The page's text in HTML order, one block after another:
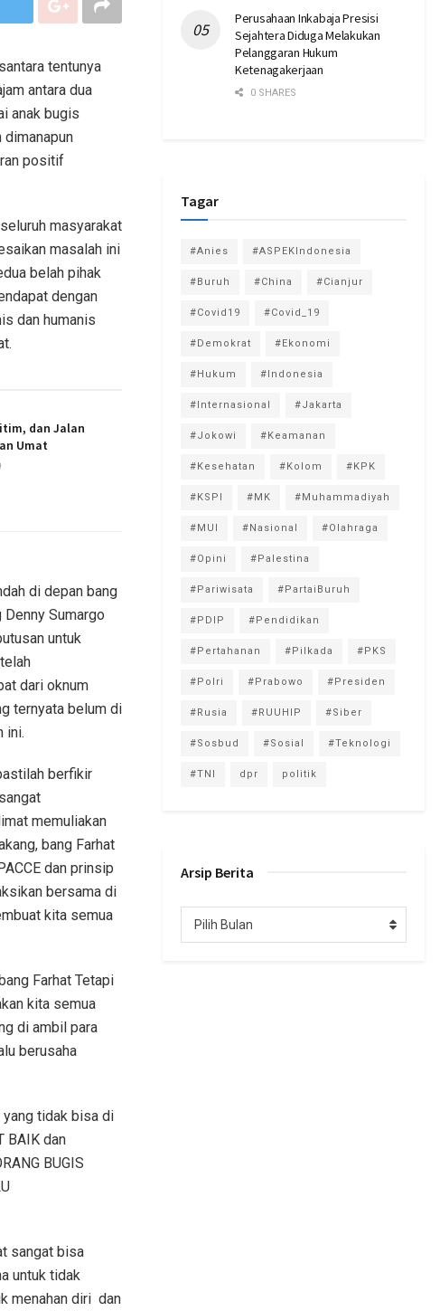
tentunya
antara dua
anak bugis
dimanapun
positif
seluruh masyarakat
masalah ini
belah pihak
dengan
dan humanis
dan Jalan
Umat
di depan bang
Denny Sumargo
untuk
dari oknum
ternyata belum di
ini.
berfikir
memuliakan
bang Farhat
dan prinsip
bersama di
kita semua
Farhat Tetapi
kita semua
di ambil para
berusaha
yang tidak bisa di
BAIK dan
BUGIS
sangat bisa
untuk tidak
menahan diri dan
Perusahaan Inkabaja Presisi
Sejahtera Diduga Melakukan
Pelanggaran Hukum
Ketenagakerjaan
0 SHARES
Tagar
#Anies #ASPEKIndonesia
#Buruh #China #Cianjur
#Covid19 #Covid_19
#Demokrat #Ekonomi
#Hukum #Indonesia
#Internasional #Jakarta
#Jokowi #Keamanan
#Kesehatan #Kolom #KPK
#KSPI #MK #Muhammadiyah
#MUI #Nasional #Olahraga
#Opini #Palestina
#Pariwisata #PartaiBuruh
#PDIP #Pendidikan
#Pertahanan #Pilkada #PKS
#Polri #Prabowo #Presiden
#Rusia #RUUHIP #Siber
#Sosbud #Sosial #Teknologi
#TNI dpr politik
Arsip Berita
Pilih Bulan